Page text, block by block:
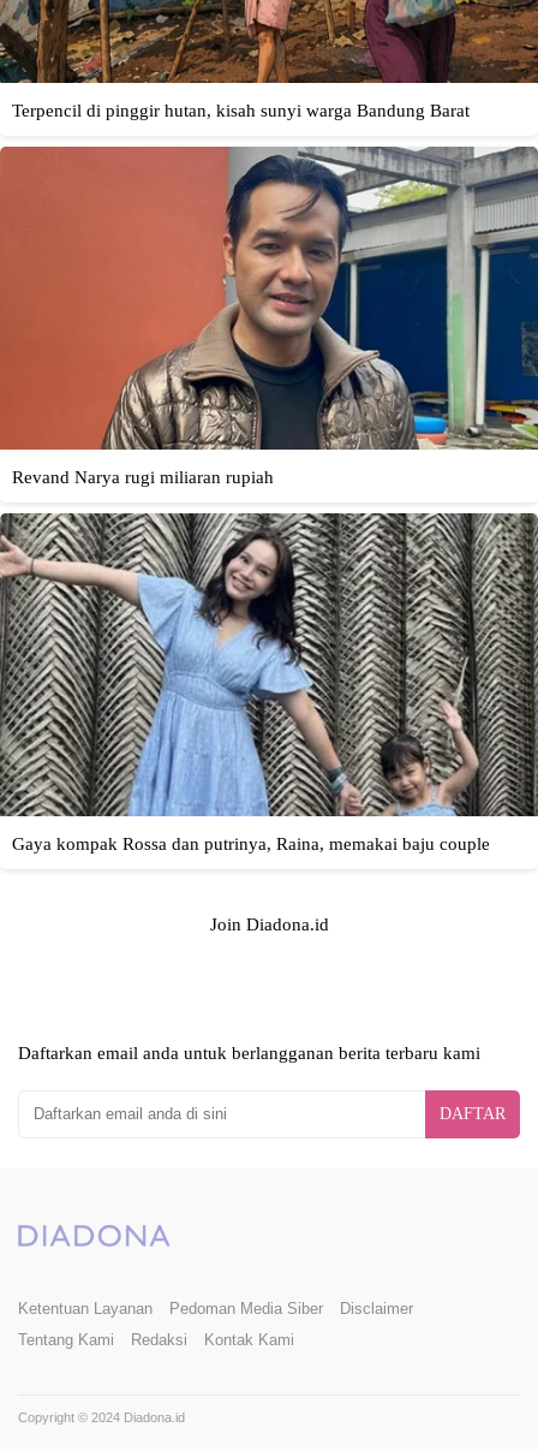
Join Diadona.id
Daftarkan email anda untuk berlangganan berita terbaru kami
DAFTAR
Ketentuan Layanan Pedoman Media Siber
Disclaimer
Tentang Kami
Redaksi Kontak Kami
Copyright © 2024 Diadona.id